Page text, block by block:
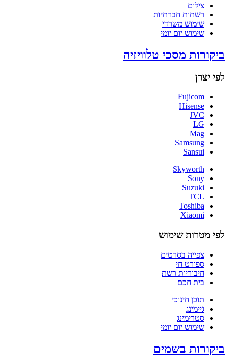
צילום
רשתות חברתיות
שימוש משרדי
שימוש יום יומי
ביקורות מסכי טלוויזיה
לפי יצרן
Fujicom
Hisense
JVC
LG
Mag
Samsung
Sansui
Skyworth
Sony
Suzuki
TCL
Toshiba
Xiaomi
לפי מטרות שימוש
צפייה בסרטים
ספורט חי
חיבוריות רשת
בית חכם
תוכן חינוכי
גיימינג
סטרימינג
שימוש יום יומי
ביקורות בשמים